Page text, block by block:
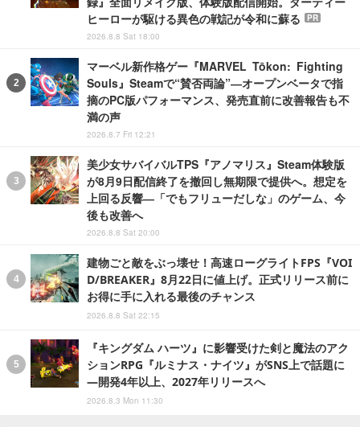
ヒーローが駆ける異色の戦記が令和に蘇る
PR
2026.8.8 Sat 18:00
マーベル新作格ゲー『MARVEL Tōkon: Fighting
Souls』Steamで“賛否両論”―オープンベータで指
摘のPC版パフォーマンス、発売直前に改善報告も不
満の声
2026.8.7 Fri 12:21
美少女サバイバルTPS『アノマリス』Steam体験版
が8月9日配信終了を撤回し無期限で提供へ。想定を
上回る反響―「でもフリューだしな」のゲーム、今
後も改善へ
2026.8.8 Sat 20:00
建物ごと敵をぶっ壊せ！高速ローグライトFPS『VOI
D/BREAKER』8月22日に値上げ。正式リリース前に
お得に手に入れる最後のチャンス
2026.8.8 Sat 22:15
『キングダム ハーツ』に影響受けた剣と魔法のアク
ションRPG『ルミナス・ナイツ』がSNS上で話題に
―開発4年以上、2027年リリースへ
2026.8.3 Mon 11:30